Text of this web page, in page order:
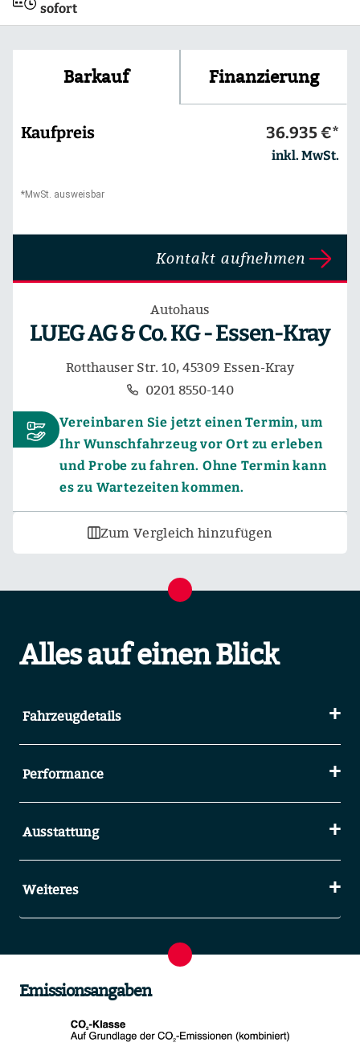
sofort
Barkauf Finanzierung
Kaufpreis 36.935 €*
inkl. MwSt.
*MwSt. ausweisbar
Kontakt aufnehmen
Autohaus
LUEG AG & Co. KG - Essen-Kray
Rotthauser Str. 10, 45309 Essen-Kray
0201 8550-140
Vereinbaren Sie jetzt einen Termin, um
Ihr Wunschfahrzeug vor Ort zu erleben
und Probe zu fahren. Ohne Termin kann
es zu Wartezeiten kommen.
Zum Vergleich hinzufügen
Alles auf einen Blick
Fahrzeugdetails
Performance
Ausstattung
Weiteres
Emissionsangaben